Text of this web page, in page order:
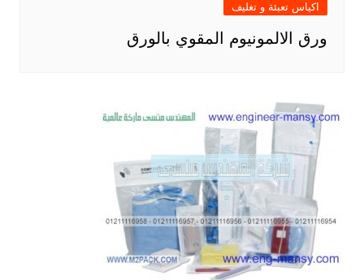
اكياس تعبئة و تغليف
ورق الالمونيوم المقوي بالورق